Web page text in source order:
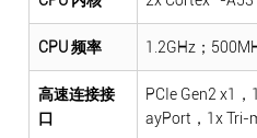
CPU 频率 1.2GHz；
高速连接接
口
PCIe Gen2 x1
ayPort，1x Tri-